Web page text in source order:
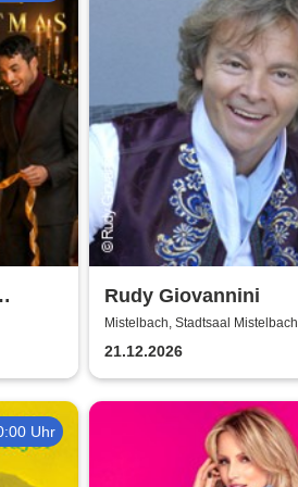
Rudy Giovannini
Mistelbach, Stadtsaal Mistelbach
21.12.2026
Uhr